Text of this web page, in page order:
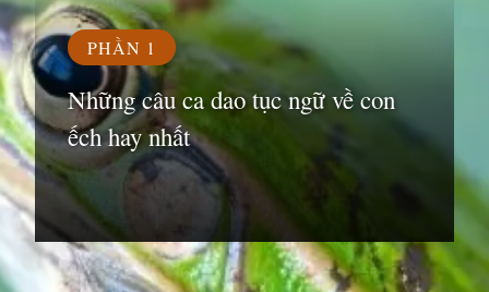
PHẦN 1
Những câu ca dao tục ngữ về con
ếch hay nhất